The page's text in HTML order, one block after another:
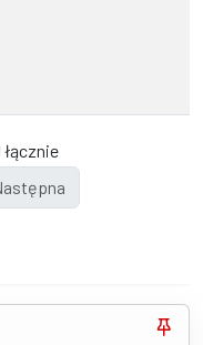
łącznie